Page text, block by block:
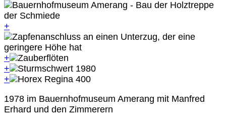
+
+
+
+
1978 im Bauernhofmuseum Amerang mit Manfred
Erhard und den Zimmerern